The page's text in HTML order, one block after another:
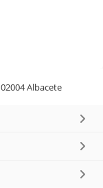
Albacete